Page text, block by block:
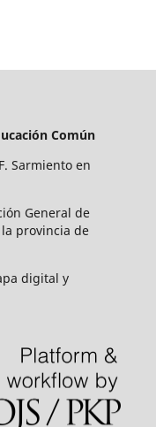
Común
Sarmiento en
General de
provincia de
digital y